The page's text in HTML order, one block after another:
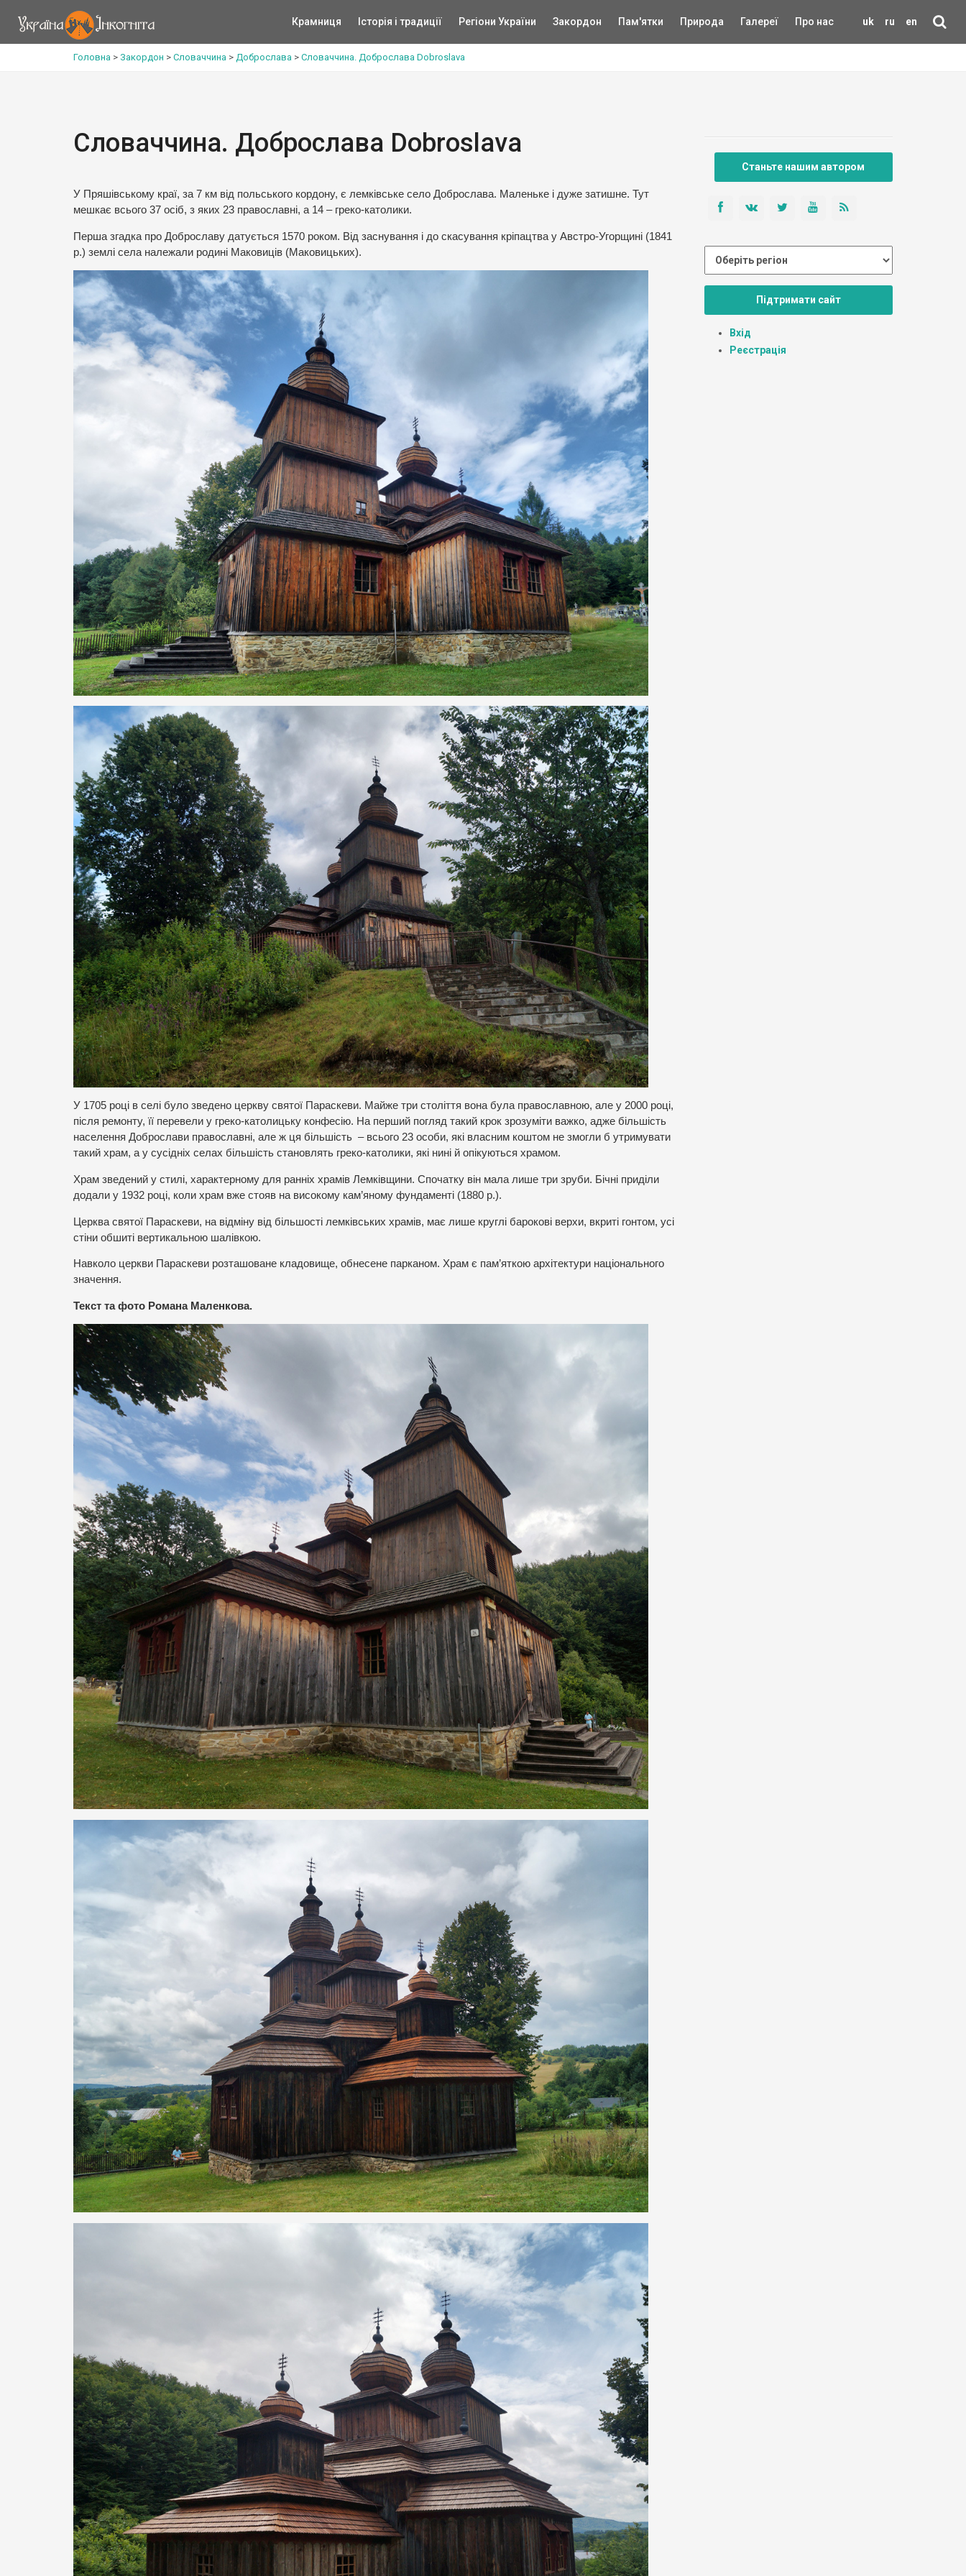
uk ru en
Крамниця Історія і традиції Регіони України Закордон Пам'ятки Природа Галереї Про нас
Головна > Закордон > Словаччина > Доброслава > Словаччина. Доброслава Dobroslava
Словаччина. Доброслава Dobroslava
У Пряшівському краї, за 7 км від польського кордону, є лемківське село Доброслава. Маленьке і дуже затишне. Тут
мешкає всього 37 осіб, з яких 23 православні, а 14 – греко-католики.
Перша згадка про Доброславу датується 1570 роком. Від заснування і до скасування кріпацтва у Австро-Угорщині (1841
р.) землі села належали родині Маковиців (Маковицьких).
У 1705 році в селі було зведено церкву святої Параскеви. Майже три століття вона була православною, але у 2000 році,
після ремонту, її перевели у греко-католицьку конфесію. На перший погляд такий крок зрозуміти важко, адже більшість
населення Доброслави православні, але ж ця більшість – всього 23 особи, які власним коштом не змогли б утримувати
такий храм, а у сусідніх селах більшість становлять греко-католики, які нині й опікуються храмом.
Храм зведений у стилі, характерному для ранніх храмів Лемківщини. Спочатку він мала лише три зруби. Бічні приділи
додали у 1932 році, коли храм вже стояв на високому кам’яному фундаменті (1880 р.).
Церква святої Параскеви, на відміну від більшості лемківських храмів, має лише круглі барокові верхи, вкриті гонтом, усі
стіни обшиті вертикальною шалівкою.
Навколо церкви Параскеви розташоване кладовище, обнесене парканом. Храм є пам’яткою архітектури національного
значення.
Текст та фото Романа Маленкова.
Станьте нашим автором
Підтримати сайт
Вхід
Реєстрація